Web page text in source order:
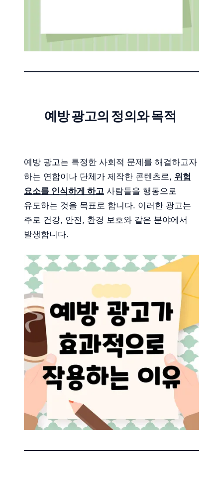
예방 광고의 정의와 목적
예방 광고는 특정한 사회적 문제를 해결하고자
하는 연합이나 단체가 제작한 콘텐츠로, 위험
요소를 인식하게 하고 사람들을 행동으로
유도하는 것을 목표로 합니다. 이러한 광고는
주로 건강, 안전, 환경 보호와 같은 분야에서
발생합니다.